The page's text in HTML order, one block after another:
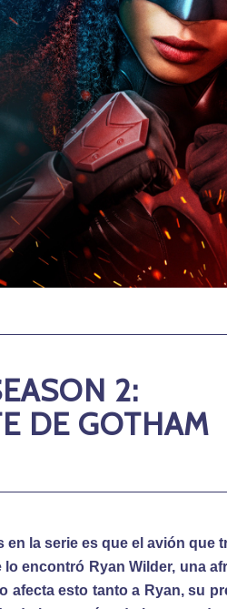
2:
DE GOTHAM
la serie es que el avión que
encontró Ryan Wilder, una
afecta esto tanto a Ryan, su